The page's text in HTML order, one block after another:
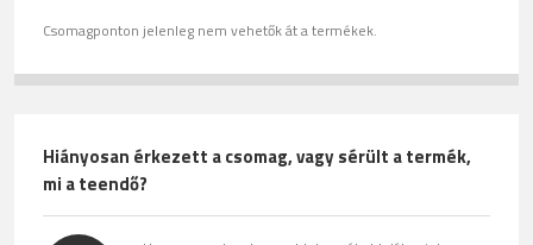
Csomagponton jelenleg nem vehetők át a termékek.
Hiányosan érkezett a csomag, vagy sérült a termék,
mi a teendő?